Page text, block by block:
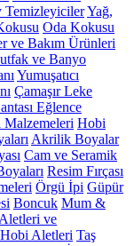
TemizleyicilerYağ,
Oda Kokusu
ve Bakım Ürünleri
ve Banyo
Yumuşatıcı
Çamaşır Leke
Eğlence
Hobi
Akrilik Boyalar
Cam ve Seramik
Resim Fırçası
Örgü İpi Güpür
Boncuk Mum &
ve
Aletleri Taş